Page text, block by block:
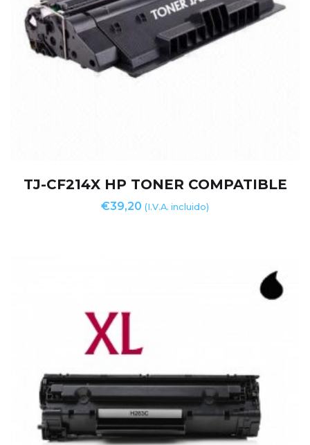
TJ-CF214X HP TONER COMPATIBLE
€39,20 (I.V.A. incluido)